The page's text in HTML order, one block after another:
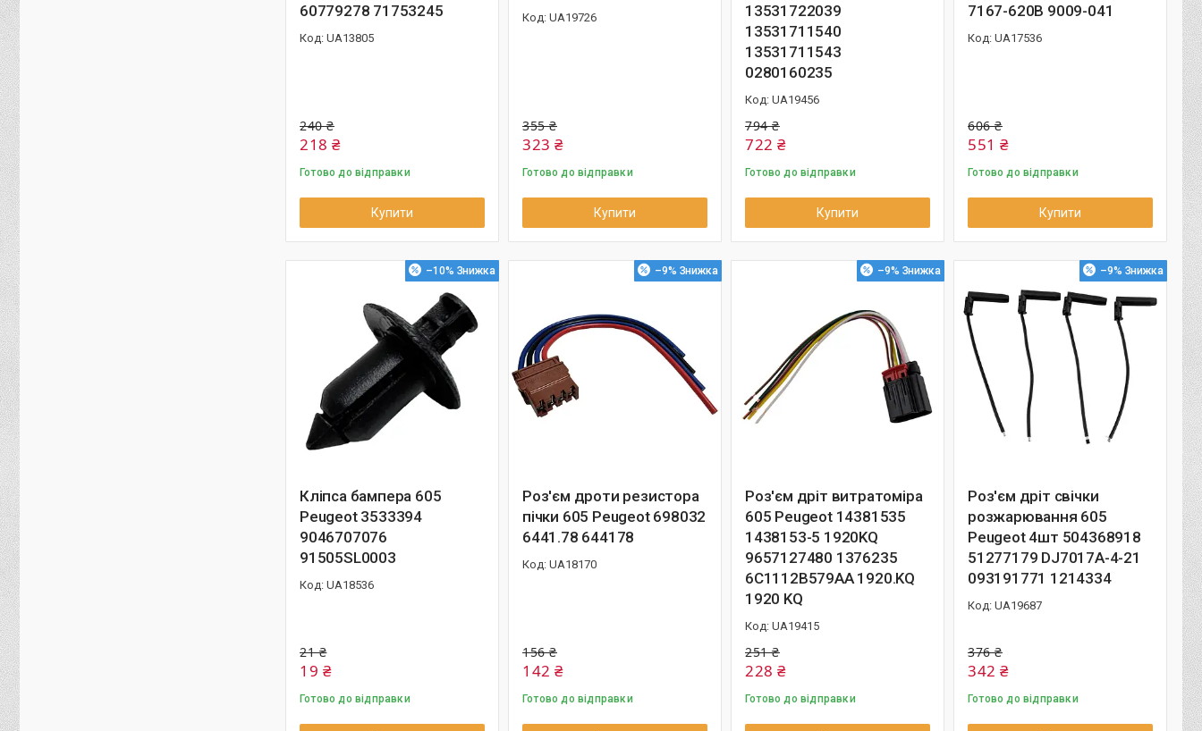
60779278 71753245
UA13805
240 ₴
218 ₴
Готово до відправки
Купити
UA19726
355 ₴
323 ₴
Готово до відправки
Купити
13531722039
13531711540
13531711543
0280160235
UA19456
794 ₴
722 ₴
Готово до відправки
Купити
7167-620B 9009-041
UA17536
606 ₴
551 ₴
Готово до відправки
Купити
–10%
Кліпса бампера 605
Peugeot 3533394
9046707076
91505SL0003
UA18536
21 ₴
19 ₴
Готово до відправки
–9%
Роз'єм дроти резистора
пічки 605 Peugeot 698032
6441.78 644178
UA18170
156 ₴
142 ₴
Готово до відправки
–9%
Роз'єм дріт витратоміра
605 Peugeot 14381535
1438153-5 1920KQ
9657127480 1376235
6C1112B579AA 1920.KQ
1920 KQ
UA19415
251 ₴
228 ₴
Готово до відправки
–9%
Роз'єм дріт свічки
розжарювання 605
Peugeot 4шт 504368918
51277179 DJ7017A-4-21
093191771 1214334
UA19687
376 ₴
342 ₴
Готово до відправки